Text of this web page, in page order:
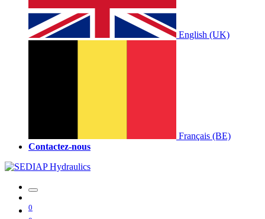
English (UK)
Français (BE)
Contactez-nous
0